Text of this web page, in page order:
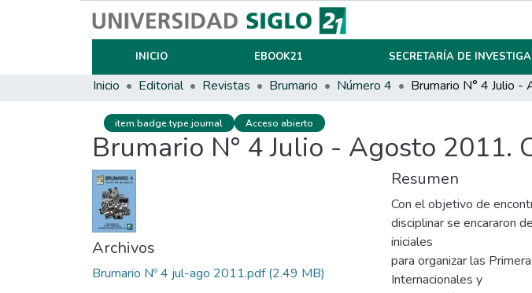
INICIO EBOOK21 SECRETARÍA DE
Inicio Editorial Revistas Brumario Número 4
item.badge.type.journal Acceso abierto
Brumario N° 4 Julio - Agosto 2011.
Archivos
Brumario Nº 4 jul-ago 2011.pdf(2.49 MB)
Resumen
Con el objetivo de
disciplinar se encararon
iniciales
para organizar las
Internacionales y